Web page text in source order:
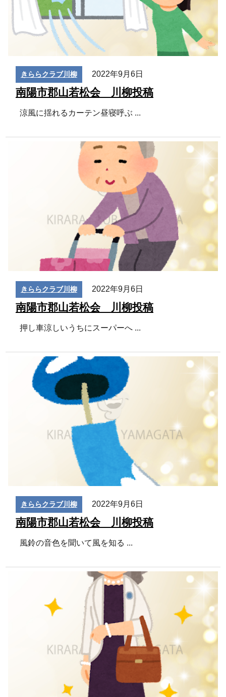
きららクラブ川柳 2022年9月6日
南陽市郡山若松会 川柳投稿
涼風に揺れるカーテン昼寝呼ぶ
きららクラブ川柳 2022年9月6日
南陽市郡山若松会 川柳投稿
押し車涼しいうちにスーパーへ
きららクラブ川柳 2022年9月6日
南陽市郡山若松会 川柳投稿
風鈴の音色を聞いて風を知る